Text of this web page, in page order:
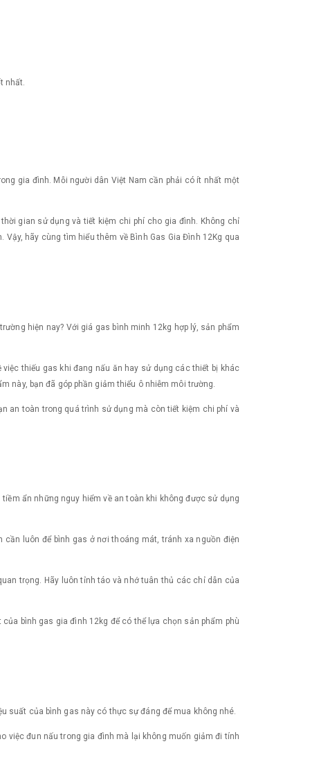
nhất.
gia đình. Mỗi người dân Việt Nam cần phải có ít nhất một
gian sử dụng và tiết kiệm chi phí cho gia đình. Không chỉ
hãy cùng tìm hiểu thêm về Bình Gas Gia Đình 12Kg qua
hiện nay? Với giá gas bình minh 12kg hợp lý, sản phẩm
thiếu gas khi đang nấu ăn hay sử dụng các thiết bị khác
này, bạn đã góp phần giảm thiểu ô nhiễm môi trường.
an toàn trong quá trình sử dụng mà còn tiết kiệm chi phí và
ẩn những nguy hiểm về an toàn khi không được sử dụng
luôn để bình gas ở nơi thoáng mát, tránh xa nguồn điện
trọng. Hãy luôn tỉnh táo và nhớ tuân thủ các chỉ dẫn của
bình gas gia đình 12kg để có thể lựa chọn sản phẩm phù
suất của bình gas này có thực sự đáng để mua không nhé.
việc đun nấu trong gia đình mà lại không muốn giảm đi tính